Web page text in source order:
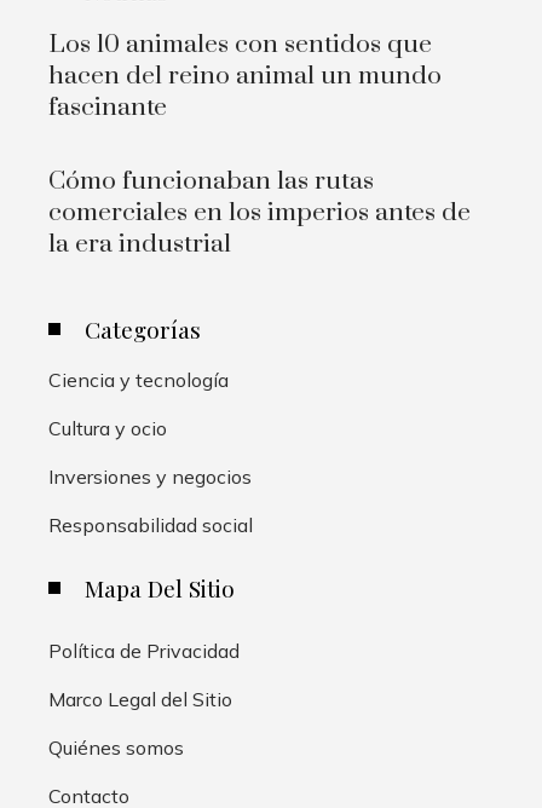
Los 10 animales con sentidos que
hacen del reino animal un mundo
fascinante
Cómo funcionaban las rutas
comerciales en los imperios antes de
la era industrial
Categorías
Ciencia y tecnología
Cultura y ocio
Inversiones y negocios
Responsabilidad social
Mapa Del Sitio
Política de Privacidad
Marco Legal del Sitio
Quiénes somos
Contacto